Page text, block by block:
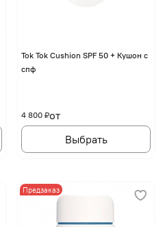
Tok Tok Cushion SPF 50 + Кушон с
спф
от
4 800 ₽
Выбрать
Предзаказ